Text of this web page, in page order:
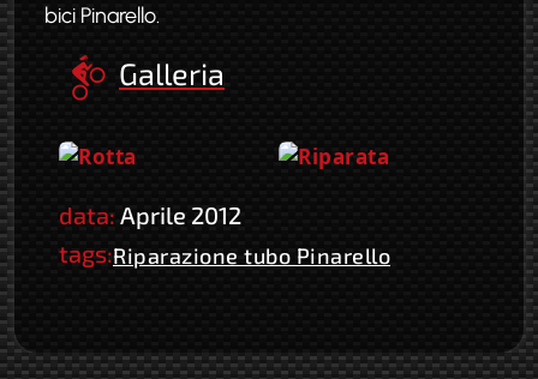
bici Pinarello.
Galleria
data: Aprile 2012
tags:Riparazione tubo Pinarello